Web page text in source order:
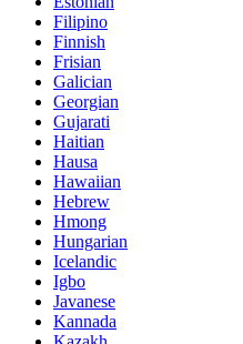
Filipino
Finnish
Frisian
Galician
Georgian
Gujarati
Haitian
Hausa
Hawaiian
Hebrew
Hmong
Hungarian
Icelandic
Igbo
Javanese
Kannada